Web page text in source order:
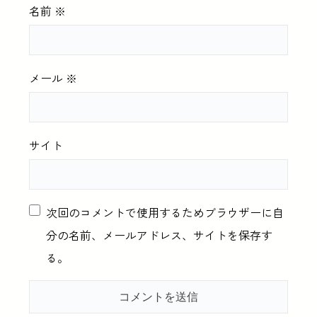
名前 ※
メール ※
サイト
次回のコメントで使用するためブラウザーに自
分の名前、メールアドレス、サイトを保存す
る。